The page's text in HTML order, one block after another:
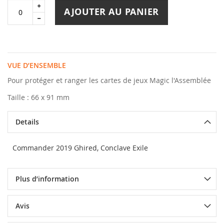
AJOUTER AU PANIER
VUE D’ENSEMBLE
Pour protéger et ranger les cartes de jeux Magic l'Assemblée
Taille : 66 x 91 mm
Details
Commander 2019 Ghired, Conclave Exile
Plus d’information
Avis